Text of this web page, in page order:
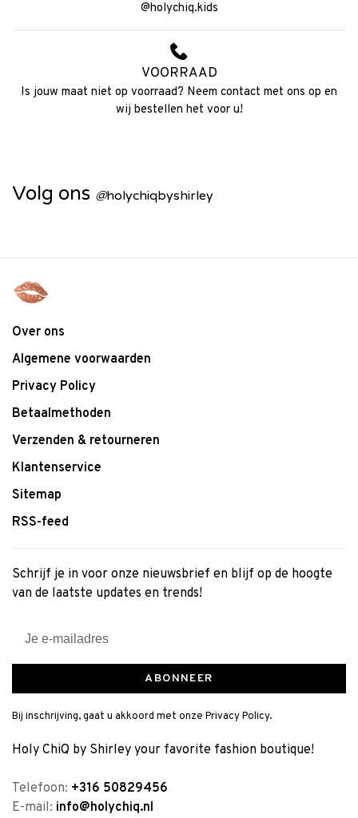
@holychiq.kids
VOORRAAD
Is jouw maat niet op voorraad? Neem contact met ons op en
wij bestellen het voor u!
Volg ons @holychiqbyshirley
Over ons
Algemene voorwaarden
Privacy Policy
Betaalmethoden
Verzenden & retourneren
Klantenservice
Sitemap
RSS-feed
Schrijf je in voor onze nieuwsbrief en blijf op de hoogte
van de laatste updates en trends!
ABONNEER
Bij inschrijving, gaat u akkoord met onze Privacy Policy.
Holy ChiQ by Shirley your favorite fashion boutique!
Telefoon: +316 50829456
E-mail: info@holychiq.nl